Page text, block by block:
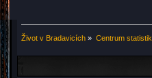
Život v Bradavicích » Centrum statistik